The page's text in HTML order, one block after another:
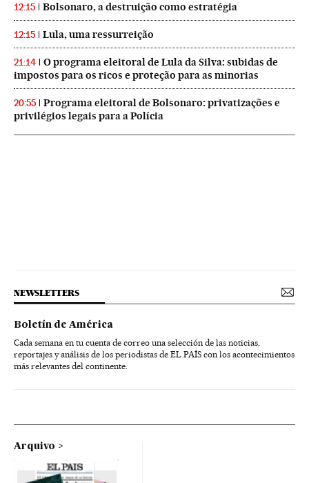
12:15 Bolsonaro, a destruição como estratégia
12:15 Lula, uma ressurreição
21:14
O programa eleitoral de Lula da Silva: subidas de
impostos para os ricos e proteção para as minorias
20:55
Programa eleitoral de Bolsonaro: privatizações e
privilégios legais para a Polícia
NEWSLETTERS
Boletín de América
Cada semana en tu cuenta de correo una selección de las noticias,
reportajes y análisis de los periodistas de EL PAÍS con los acontecimientos
más relevantes del continente.
Arquivo